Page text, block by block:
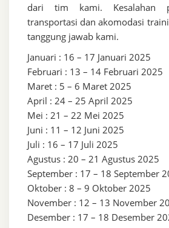
dari tim kami. Kesalahan
transportasi dan akomodasi
tanggung jawab kami.
Januari : 16 – 17 Januari 2025
Februari : 13 – 14 Februari 2025
Maret : 5 – 6 Maret 2025
April : 24 – 25 April 2025
Mei : 21 – 22 Mei 2025
Juni : 11 – 12 Juni 2025
Juli : 16 – 17 Juli 2025
Agustus : 20 – 21 Agustus 2025
September : 17 – 18 September
Oktober : 8 – 9 Oktober 2025
November : 12 – 13 November
Desember : 17 – 18 Desember